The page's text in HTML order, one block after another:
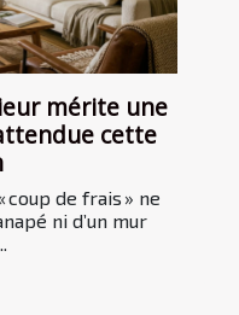
mérite une
cette
coup de frais » ne
ni d’un mur